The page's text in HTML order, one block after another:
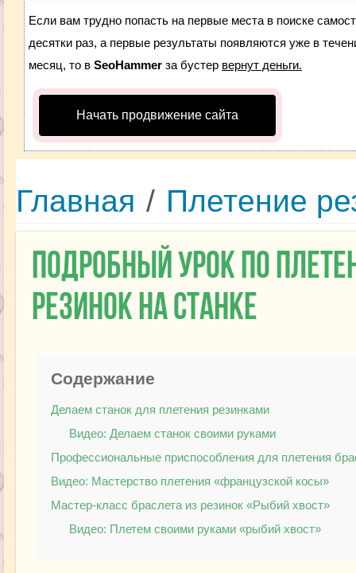
Если вам трудно попасть на первые места в поиске
десятки раз, а первые результаты появляются уже в
месяц, то в SeoHammerза бустер вернут деньги.
Начать продвижение сайта
Главная / Плетение
Подробный урок по
резинок на станке
Содержание
Делаем станок для плетения резинками
Видео: Делаем станок своими руками
Профессиональные приспособления для плетения
Видео: Мастерство плетения «французской косы»
Мастер-класс браслета из резинок «Рыбий хвост»
Видео: Плетем своими руками «рыбий хвост»